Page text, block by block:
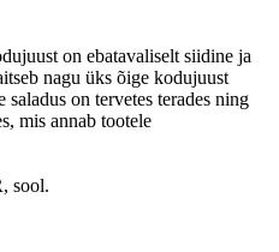
on ebatavaliselt siidine ja
nagu üks õige kodujuust
saladus on tervetes terades ning
mis annab tootele
sool.